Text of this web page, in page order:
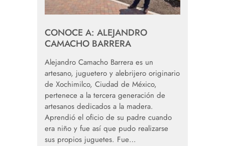
CONOCE A: ALEJANDRO
CAMACHO BARRERA
Alejandro Camacho Barrera es un
artesano, juguetero y alebrijero originario
de Xochimilco, Ciudad de México,
pertenece a la tercera generación de
artesanos dedicados a la madera.
Aprendió el oficio de su padre cuando
era niño y fue así que pudo realizarse
sus propios juguetes. Fue…